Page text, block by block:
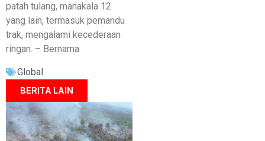
patah tulang, manakala 12
yang lain, termasuk pemandu
trak, mengalami kecederaan
ringan. – Bernama
Global
BERITA LAIN